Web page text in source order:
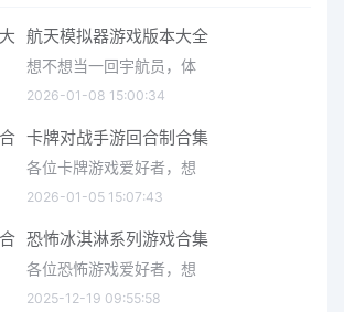
航天模拟器游戏版本大全
想不想当一回宇航员，体
2026-01-08 15:00:34
卡牌对战手游回合制合集
各位卡牌游戏爱好者，想
2026-01-05 15:07:43
恐怖冰淇淋系列游戏合集
各位恐怖游戏爱好者，想
2025-12-19 09:55:58